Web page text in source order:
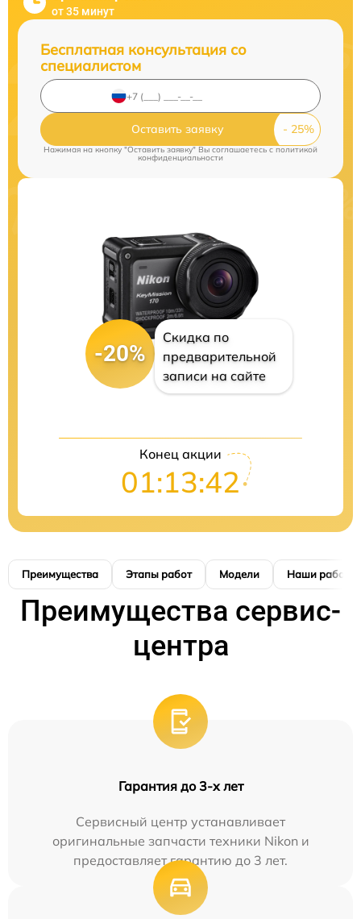
от 35 минут
Бесплатная консультация со
специалистом
Оставить заявку
Нажимая на кнопку "Оставить заявку" Вы соглашаетесь cполитикой
конфиденциальности
-20%
Скидка по
предварительной
записи на сайте
Конец акции
01:13:42
Преимущества Этапы работ Модели Наши работы
Преимущества сервис-
центра
Гарантия до 3-х лет
Сервисный центр устанавливает
оригинальные запчасти техники Nikon и
предоставляет гарантию до 3 лет.